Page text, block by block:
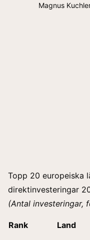
Magnus
Topp 20 europeiska
direktinvesteringar
(Antal investeringar,
Rank Land